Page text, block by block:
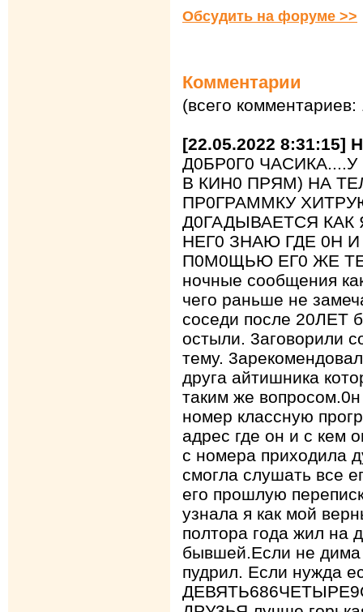
Обсудить на форуме >>
Комментарии
(всего комментариев:
[22.05.2022 8:31:15]
Д0БР0Г0
В КИН0 ПРЯМ) НА
ПР0ГРАММКУ
Д0ГАДЫВАЕТСЯ
НЕГ0 ЗНАЮ ГДЕ 0Н
П0М0ЩЬЮ ЕГ0 ЖЕ
ночные сообщения
чего раньше не
соседи после 20ЛЕТ
остыли. 3аговорили
тему.
друга айтишника
таким же
номер классную
адрес где он и с кем
с номера приходила
смогла слушать все
его прошлую
узнала я как мой
полтора года жил на
бывшей.Если не дима
пудрил. Если нужда